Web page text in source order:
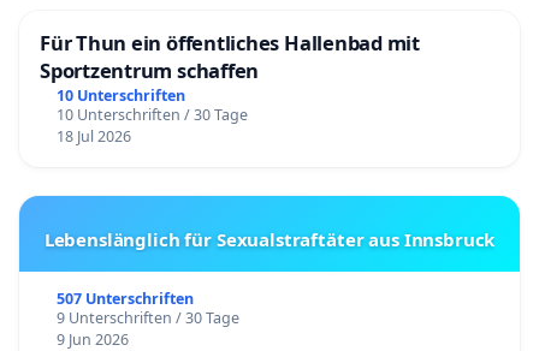
Für Thun ein öffentliches Hallenbad mit
Sportzentrum schaffen
10 Unterschriften
10 Unterschriften / 30 Tage
18 Jul 2026
Lebenslänglich für Sexualstraftäter aus Innsbruck
507 Unterschriften
9 Unterschriften / 30 Tage
9 Jun 2026